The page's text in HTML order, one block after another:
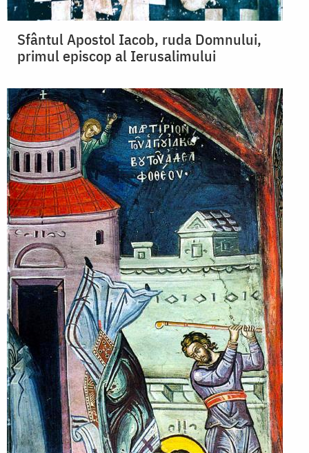
Sfântul Apostol Iacob, ruda Domnului,
primul episcop al Ierusalimului